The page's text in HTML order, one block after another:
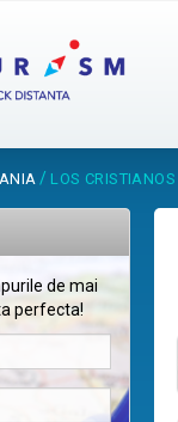
/ LOS CRISTIANOS
de mai
perfecta!